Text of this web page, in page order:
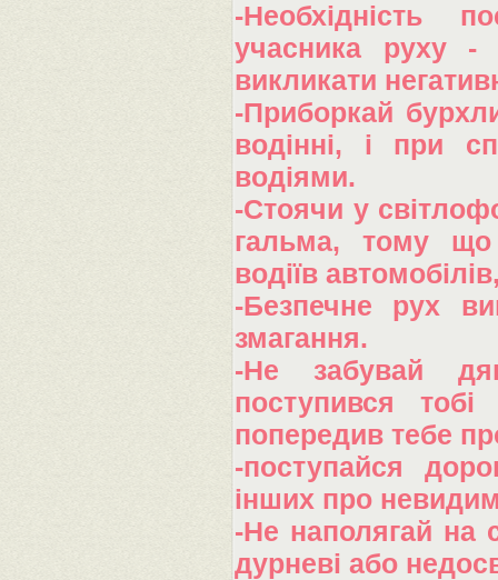
-Необхідність
учасника руху
викликати
-Приборкай
водінні, і при
водіями.
-Стоячи у
гальма, тому що
водіїв
-Безпечне рух
змагання.
-Не забувай
поступився
попередив тебе
-поступайся
інших про
-Не наполягай на
дурневі або